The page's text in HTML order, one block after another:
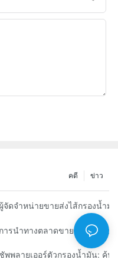
ข่าว
คดี
รวมที่ครอบคลุม
ผู้จัดจำหน่ายขายส่งไส้กรองน้ำมั
งสำหรับรุ่นรถของคุณ: ข้อควร
การนำทางตลาดขายส่งไส้กรอง
ชั้นนำและนวัตกรรมของพวกเ
พพลายเออร์ตัวกรองน้ำมัน: ค้